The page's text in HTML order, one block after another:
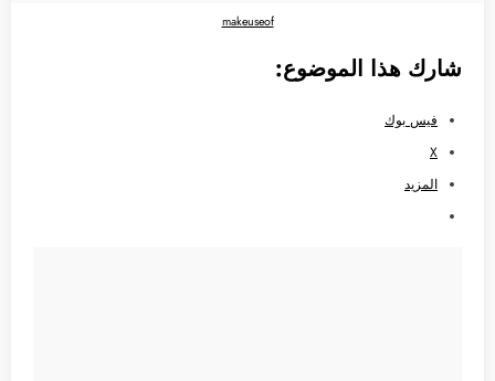
makeuseof
شارك هذا الموضوع:
فيس بوك
X
المزيد